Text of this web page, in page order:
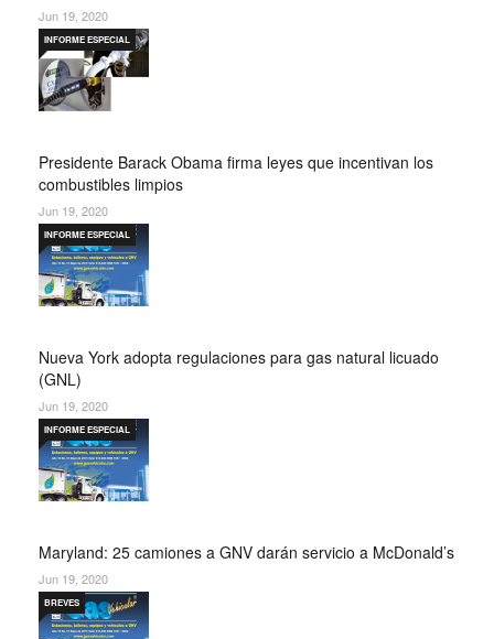
Jun 19, 2020
Presidente Barack Obama firma leyes que incentivan los
combustibles limpios
INFORME ESPECIAL
Jun 19, 2020
Nueva York adopta regulaciones para gas natural licuado
(GNL)
INFORME ESPECIAL
Jun 19, 2020
Maryland: 25 camiones a GNV darán servicio a McDonald’s
INFORME ESPECIAL
Jun 19, 2020
BREVES